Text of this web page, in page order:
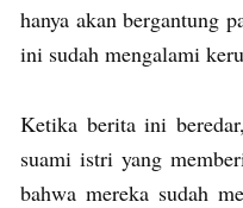
hanya akan bergantung
ini sudah mengalami
Ketika berita ini
suami istri yang
bahwa mereka sudah